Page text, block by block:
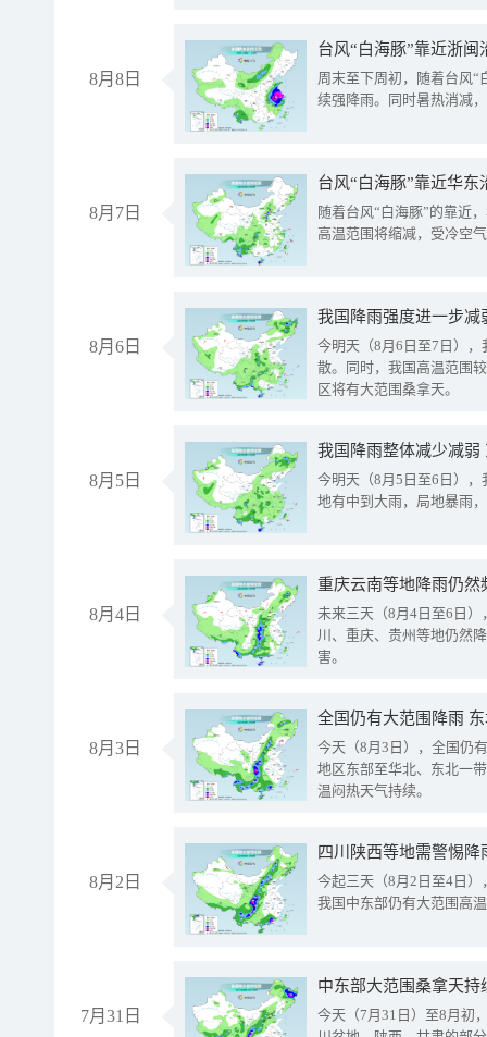
8月8日
台风“白海豚”靠近浙
周末至下周初，随着台风“
续强降雨。同时暑热消减
8月7日
台风“白海豚”靠近华
随着台风“白海豚”的靠近
高温范围将缩减，受冷空
8月6日
今明天（8月6日至7日）
散。同时，我国高温范围
区将有大范围桑拿天。
8月5日
我国降雨整体减少减弱
今明天（8月5日至6日）
地有中到大雨，局地暴雨
8月4日
重庆云南等地降雨仍然
未来三天（8月4日至6日
川、重庆、贵州等地仍然
害。
8月3日
全国仍有大范围降雨
今天（8月3日），全国仍
地区东部至华北、东北一
温闷热天气持续。
8月2日
今起三天（8月2日至4日
我国中东部仍有大范围高
7月31日
中东部大范围桑拿天
今天（7月31日）至8月初